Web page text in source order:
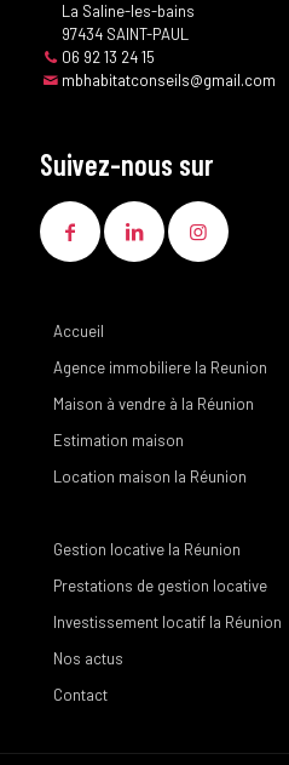
La Saline-les-bains
97434 SAINT-PAUL
06 92 13 24 15
mbhabitatconseils@gmail.com
Suivez-nous sur
Accueil
Agence immobiliere la Reunion
Maison à vendre à la Réunion
Estimation maison
Location maison la Réunion
Gestion locative la Réunion
Prestations de gestion locative
Investissement locatif la Réunion
Nos actus
Contact